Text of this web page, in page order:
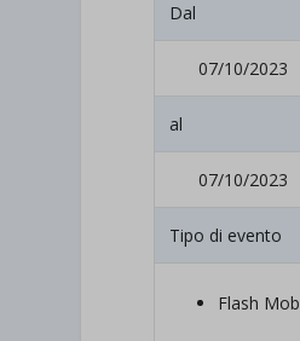
Dal
07/10/2023
al
07/10/2023
Tipo di evento
Flash Mob